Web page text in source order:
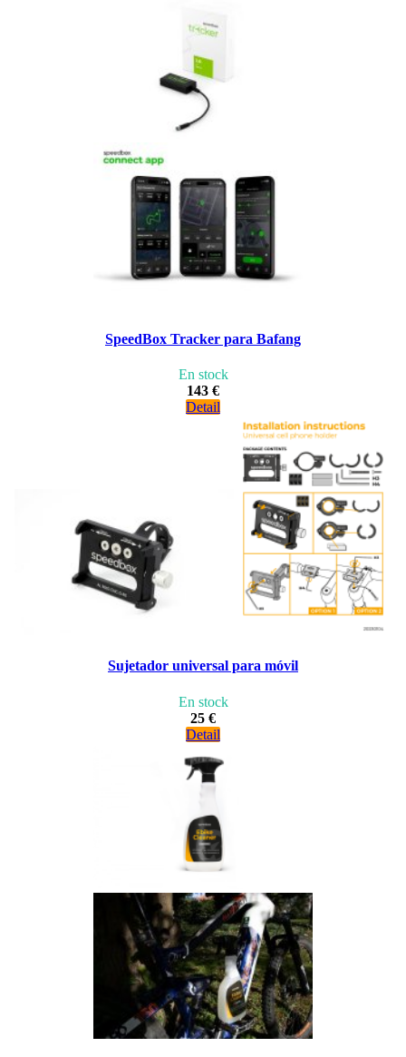
SpeedBox Tracker para Bafang
En stock
143 €
Detail
Sujetador universal para móvil
En stock
25 €
Detail